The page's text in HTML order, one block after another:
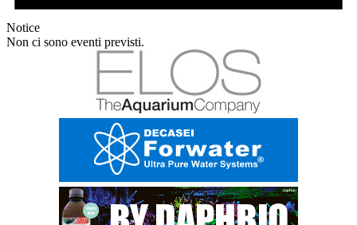
Notice
Non ci sono eventi previsti.